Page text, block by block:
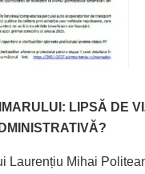
LIPSĂ DE
Laurențiu Mihai